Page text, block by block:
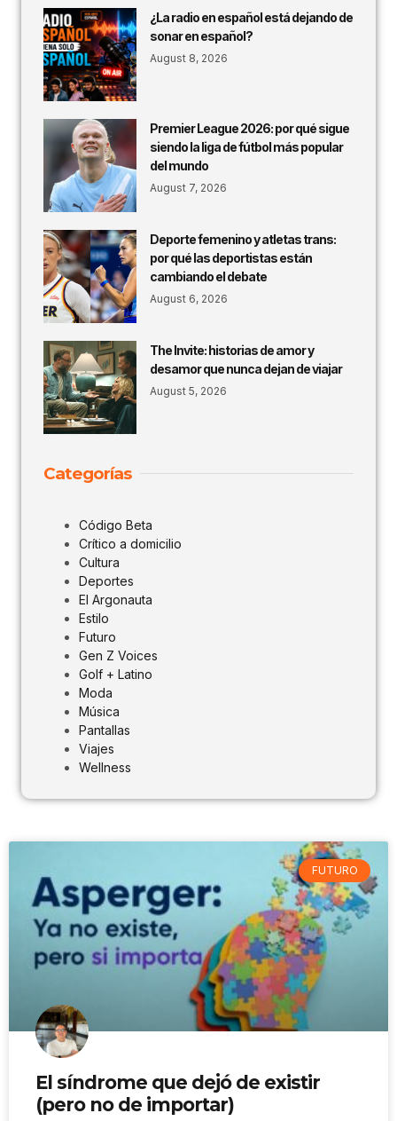
¿La radio en español está dejando de
sonar en español?
August 8, 2026
Premier League 2026: por qué sigue
siendo la liga de fútbol más popular
del mundo
August 7, 2026
Deporte femenino y atletas trans:
por qué las deportistas están
cambiando el debate
August 6, 2026
The Invite: historias de amor y
desamor que nunca dejan de viajar
August 5, 2026
Categorías
Código Beta
Crítico a domicilio
Cultura
Deportes
El Argonauta
Estilo
Futuro
Gen Z Voices
Golf + Latino
Moda
Música
Pantallas
Viajes
Wellness
FUTURO
El síndrome que dejó de existir
(pero no de importar)